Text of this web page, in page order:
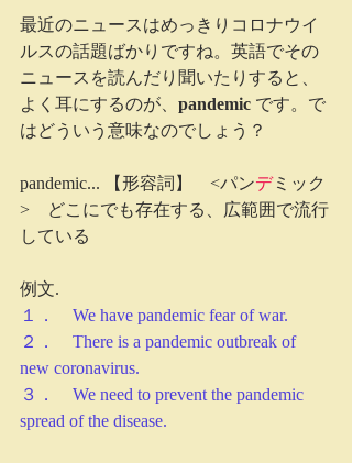
最近のニュースはめっきりコロナウイ
ルスの話題ばかりですね。英語でその
ニュースを読んだり聞いたりすると、
よく耳にするのが、 pandemic です。で
はどういう意味なのでしょう？
pandemic... 【形容詞】　<パンデミック
>　どこにでも存在する、広範囲で流行
している
例文.
１．　We have pandemic fear of war.
２．　There is a pandemic outbreak of
new coronavirus.
３．　We need to prevent the pandemic
spread of the disease.